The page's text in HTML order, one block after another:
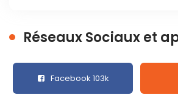
Réseaux Sociaux et
Facebook 103k